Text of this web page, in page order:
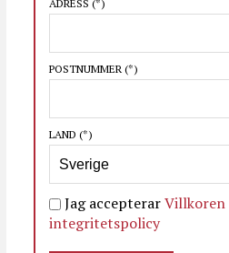
ADRESS (*)
POSTNUMMER (*)
LAND (*)
Jag accepterarVillkoren
integritetspolicy